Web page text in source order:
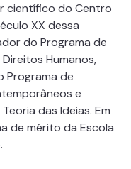
científico do Centro
XX dessa
do Programa de
Humanos,
Programa de
e
das Ideias. Em
de mérito da Escola